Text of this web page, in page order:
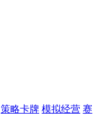
策略卡牌 模拟经营 赛